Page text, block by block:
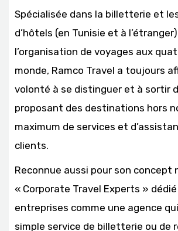
Spécialisée dans la billetterie et
d’hôtels (en Tunisie et à
l’organisation de voyages aux
monde, Ramco Travel a toujours
volonté à se distinguer et à sortir
proposant des destinations hors
maximum de services et
clients.
Reconnue aussi pour son concept
« Corporate Travel Experts »
entreprises comme une agence
simple service de billetterie ou de